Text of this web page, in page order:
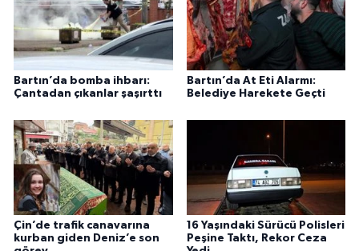
Bartın’da bomba ihbarı:
Çantadan çıkanlar şaşırttı
Bartın’da At Eti Alarmı:
Belediye Harekete Geçti
Çin’de trafik canavarına
kurban giden Deniz’e son
16 Yaşındaki Sürücü Polisleri
Peşine Taktı, Rekor Ceza